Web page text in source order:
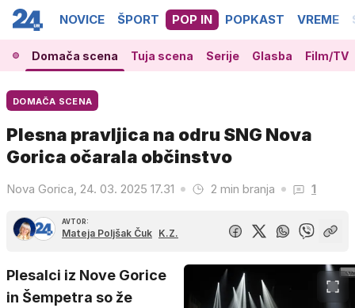
NOVICE ŠPORT POP IN POPKAST VREME
Domača scena Tuja scena Serije Glasba Film/TV
DOMAČA SCENA
Plesna pravljica na odru SNG Nova
Gorica očarala občinstvo
Nova Gorica, 24. 03. 2025 17.31 2 min branja 1
AVTOR:
Mateja Poljšak Čuk K.Z.
Plesalci iz Nove Gorice
in Šempetra so že